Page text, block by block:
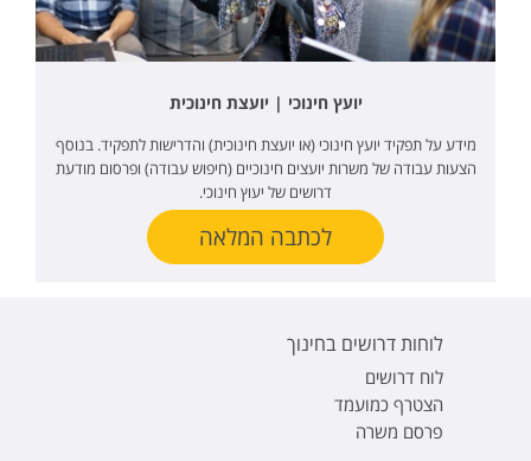
יועץ חינוכי | יועצת חינוכית
מידע על תפקיד יועץ חינוכי (או יועצת חינוכית) והדרישות לתפקיד. בנוסף
הצעות עבודה של משרות יועצים חינוכיים (חיפוש עבודה) ופרסום מודעת
דרושים של יעוץ חינוכי.
לכתבה המלאה
לוחות דרושים בחינוך
לוח דרושים
הצטרף כמועמד
פרסם משרה